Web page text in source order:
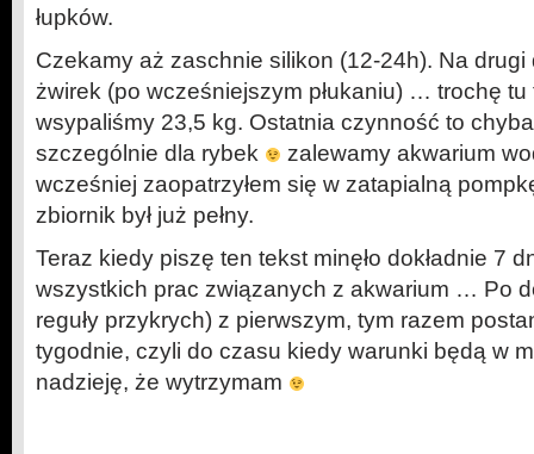
łupków.
Czekamy aż zaschnie silikon (12-24h). Na
żwirek (po wcześniejszym płukaniu) … trochę tu
wsypaliśmy 23,5 kg. Ostatnia czynność to
szczególnie dla rybek
zalewamy akwarium
wcześniej zaopatrzyłem się w zatapialną
zbiornik był już pełny.
Teraz kiedy piszę ten tekst minęło dokładnie 7
wszystkich prac związanych z akwarium … Po
reguły przykrych) z pierwszym, tym razem
tygodnie, czyli do czasu kiedy warunki będą w
nadzieję, że wytrzymam